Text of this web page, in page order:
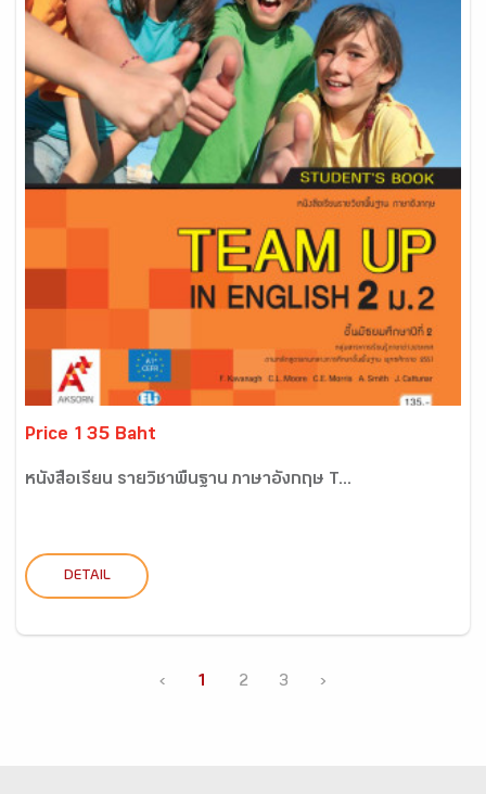
Price 135 Baht
หนังสือเรียน รายวิชาพื้นฐาน ภาษาอังกฤษ T...
DETAIL
‹ 1 2 3 ›